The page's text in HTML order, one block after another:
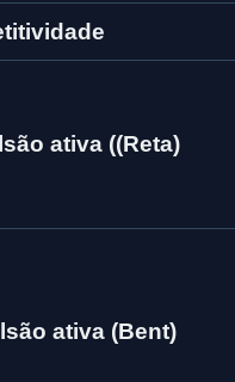
ativa ((Reta)
ativa (Bent)